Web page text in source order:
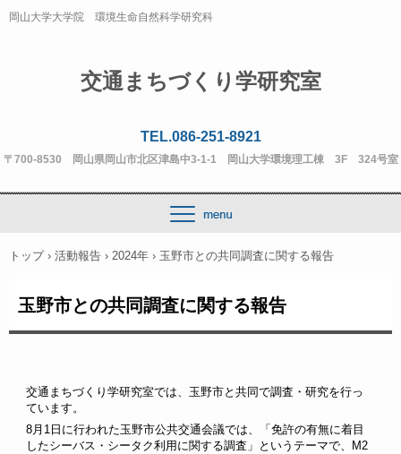
交通まちづくり学研究室
岡山大学大学院 環境生命自然科学研究科
TEL.086-251-8921
〒700-8530 岡山県岡山市北区津島中3-1-1 岡山大学環境理工棟 3F 324号室
トップ › 活動報告 › 2024年 › 玉野市との共同調査に関する報告
玉野市との共同調査に関する報告
交通まちづくり学研究室では、玉野市と共同で調査・研究を行っ
ています。
8月1日に行われた玉野市公共交通会議では、「免許の有無に着目
したシーバス・シータク利用に関する調査」というテーマで、M2